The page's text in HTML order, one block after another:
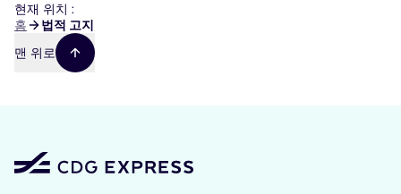
현재 위치 :
이
경
홈
법적 고지
맨 위로